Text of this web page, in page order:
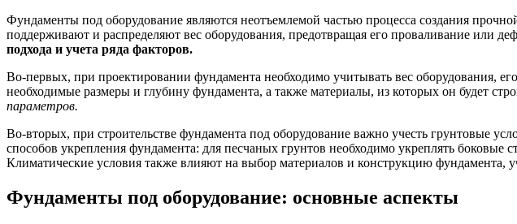
Фундаменты под оборудование являются неотъемлемой частью процесса создания
поддерживают и распределяют вес оборудования, предотвращая его проваливание или
подхода и учета ряда факторов.
Во-первых, при проектировании фундамента необходимо учитывать вес оборудования,
необходимые размеры и глубину фундамента, а также материалы, из которых он будет
параметров.
Во-вторых, при строительстве фундамента под оборудование важно учесть грунтовые
способов укрепления фундамента: для песчаных грунтов необходимо укреплять
Климатические условия также влияют на выбор материалов и конструкцию фундамента,
Фундаменты под оборудование: основные аспекты